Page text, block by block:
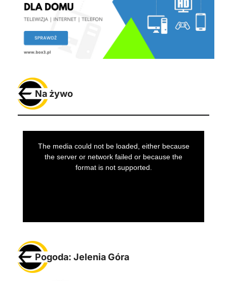
Na żywo
Pogoda: Jelenia Góra